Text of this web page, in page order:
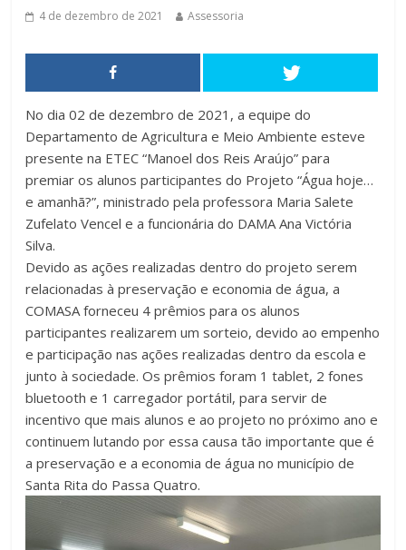
4 de dezembro de 2021 Assessoria
No dia 02 de dezembro de 2021, a equipe do
Departamento de Agricultura e Meio Ambiente esteve
presente na ETEC “Manoel dos Reis Araújo” para
premiar os alunos participantes do Projeto “Água hoje…
e amanhã?”, ministrado pela professora Maria Salete
Zufelato Vencel e a funcionária do DAMA Ana Victória
Silva.
Devido as ações realizadas dentro do projeto serem
relacionadas à preservação e economia de água, a
COMASA forneceu 4 prêmios para os alunos
participantes realizarem um sorteio, devido ao empenho
e participação nas ações realizadas dentro da escola e
junto à sociedade. Os prêmios foram 1 tablet, 2 fones
bluetooth e 1 carregador portátil, para servir de
incentivo que mais alunos e ao projeto no próximo ano e
continuem lutando por essa causa tão importante que é
a preservação e a economia de água no município de
Santa Rita do Passa Quatro.